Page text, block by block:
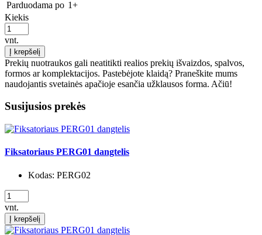
Parduodama po 1+
Kiekis
vnt.
Į krepšelį
Prekių nuotraukos gali neatitikti realios prekių išvaizdos, spalvos,
formos ar komplektacijos. Pastebėjote klaidą? Praneškite mums
naudojantis svetainės apačioje esančia užklausos forma. Ačiū!
Susijusios prekės
Fiksatoriaus PERG01 dangtelis
Kodas: PERG02
vnt.
Į krepšelį